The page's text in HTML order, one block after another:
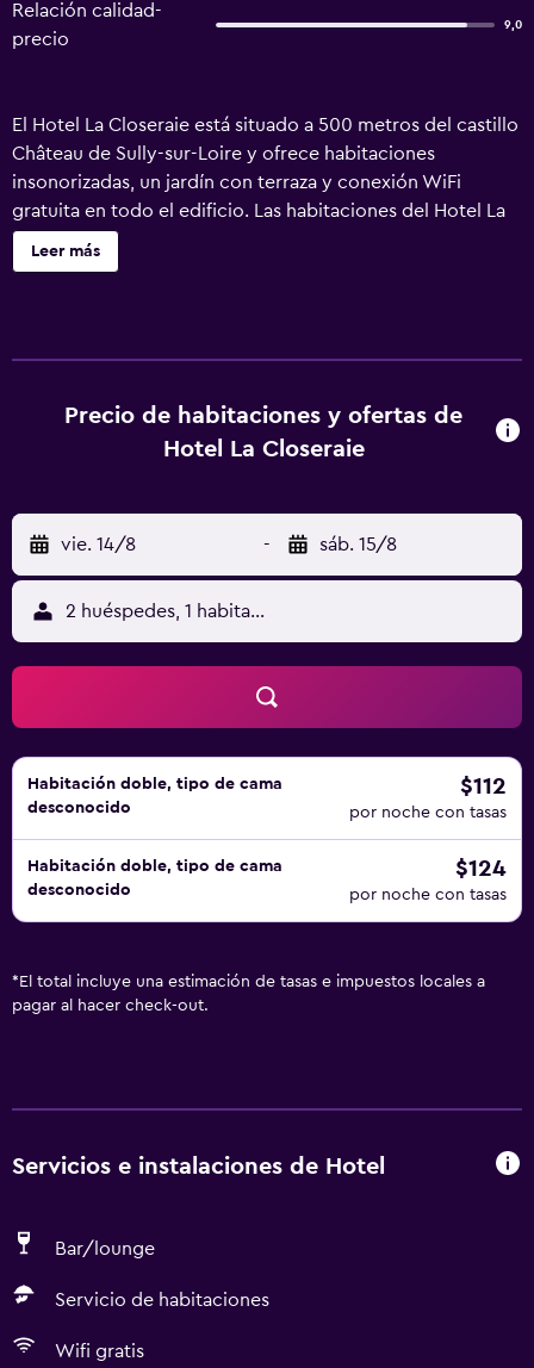
Relación calidad-
precio
9,0
El Hotel La Closeraie está situado a 500 metros del castillo
Château de Sully-sur-Loire y ofrece habitaciones
insonorizadas, un jardín con terraza y conexión WiFi
gratuita en todo el edificio. Las habitaciones del Hotel La
Closeraie cuentan con aire acondicionado y TV de pantalla
plana con canales por cable y vía satélite. El baño privado
inmediaciones hay aparcamiento público gratuito. El
alojamiento se encuentra a 25 km de la estación de tren
Leer más
Precio de habitaciones y ofertas de
Hotel La Closeraie
vie. 14/8 - sáb. 15/8
2 huéspedes, 1 habitación
Habitación doble, tipo de cama
desconocido
$112
por noche con tasas
Habitación doble, tipo de cama
desconocido
$124
por noche con tasas
* El total incluye una estimación de tasas e impuestos locales a
pagar al hacer check-out.
Servicios e instalaciones de Hotel
Bar/lounge
Servicio de habitaciones
Wifi gratis